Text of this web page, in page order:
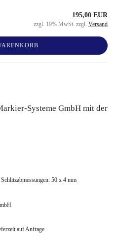
195,00 EUR
zzgl. 19% MwSt. zzgl. Versand
50 x 4 mm
auf Anfrage